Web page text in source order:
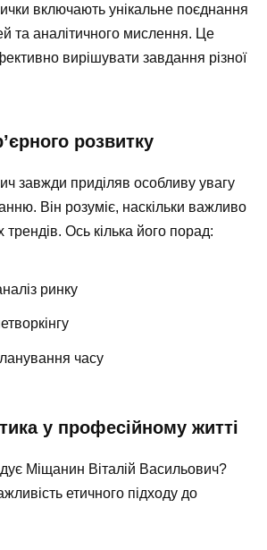
включають унікальне поєднання
та аналітичного мислення. Це
вирішувати завдання різної
розвитку
завжди приділяв особливу увагу
Він розуміє, наскільки важливо
трендів. Ось кілька його порад:
ринку
часу
у професійному житті
Міщанин Віталій Васильович?
етичного підходу до